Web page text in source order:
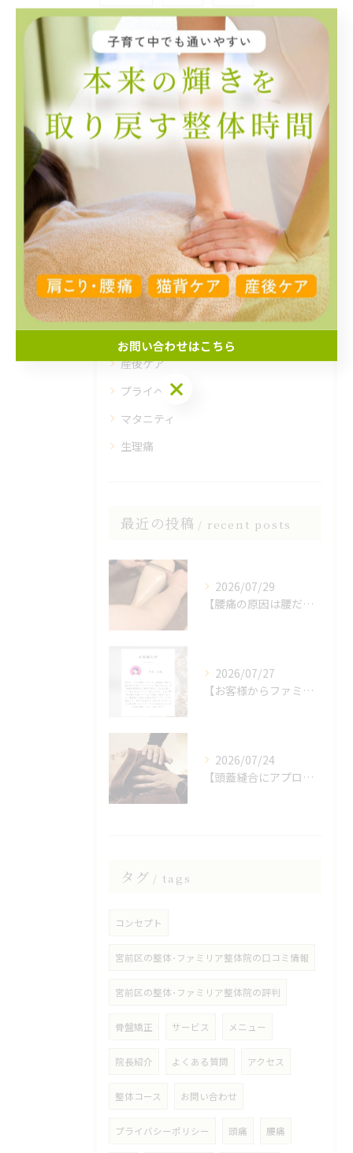
カテゴリー categories
全てのカテゴリー
肩こり
骨盤矯正
産後
EMS
セルフケア
その他
産後ケア
プライベート
マタニティ
生理痛
最近の投稿 recent posts
2026/07/29
【腰痛の原因は腰だけじゃない？】
2026/07/27
【お客様からファミリア整体院の口コミをいただきました】
2026/07/24
【頭蓋縫合にアプローチしたヘッドスパ】
タグ tags
コンセプト
宮前区の整体･ファミリア整体院の口コミ情報
宮前区の整体･ファミリア整体院の評判
骨盤矯正 サービス メニュー
院長紹介 よくある質問 アクセス
整体コース お問い合わせ
プライバシーポリシー 頭痛 腰痛
お問い合わせはこちら